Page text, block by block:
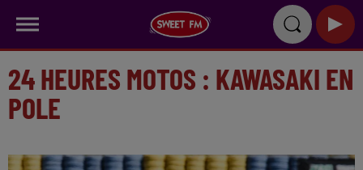
24 HEURES MOTOS : KAWASAKI EN
POLE